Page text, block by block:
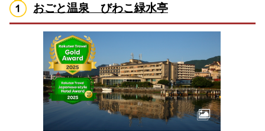
おごと温泉 びわこ緑水亭